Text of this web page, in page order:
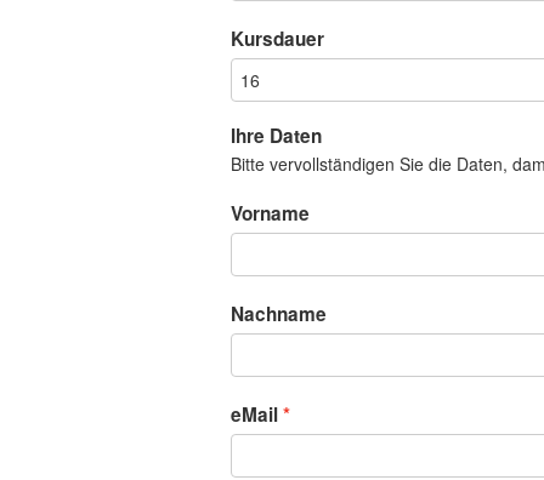
Kursdauer
Ihre Daten
Bitte vervollständigen Sie die Daten,
Vorname
Nachname
eMail